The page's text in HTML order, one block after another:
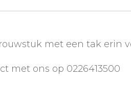
met een tak erin
met ons op 0226413500